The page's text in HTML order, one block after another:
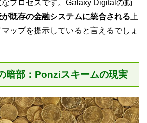
プロセスです。Galaxy Digitalの動
既存の金融システムに統合される 上
ップを提示していると言えるでしょ
暗部：Ponziスキームの現実